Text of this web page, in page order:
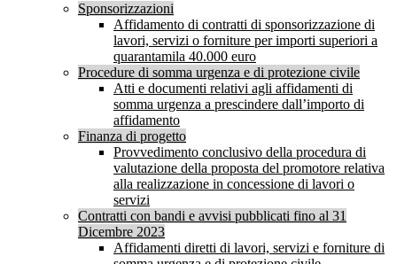
Sponsorizzazioni
Affidamento di contratti di sponsorizzazione di
lavori, servizi o forniture per importi superiori a
quarantamila 40.000 euro
Procedure di somma urgenza e di protezione civile
Atti e documenti relativi agli affidamenti di
somma urgenza a prescindere dall’importo di
affidamento
Finanza di progetto
Provvedimento conclusivo della procedura di
valutazione della proposta del promotore relativa
alla realizzazione in concessione di lavori o
servizi
Contratti con bandi e avvisi pubblicati fino al 31
Dicembre 2023
Affidamenti diretti di lavori, servizi e forniture di